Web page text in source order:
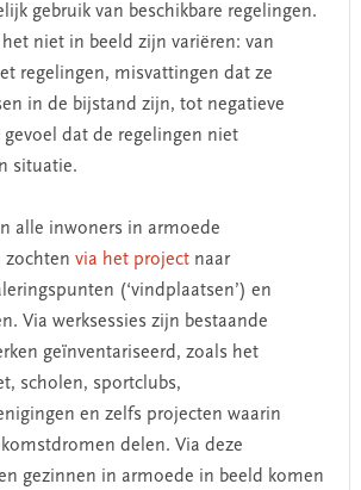
gebruik van beschikbare regelingen.
niet in beeld zijn variëren: van
regelingen, misvattingen dat ze
in de bijstand zijn, tot negatieve
dat de regelingen niet
situatie.​
alle inwoners in armoede
zochten via het project naar
(‘vindplaatsen’) en
Via werksessies zijn bestaande
geïnventariseerd, zoals het
scholen, sportclubs,
en zelfs projecten waarin
delen. Via deze
gezinnen in armoede in beeld komen